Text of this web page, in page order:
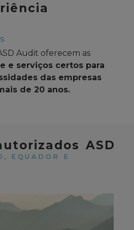
Audit oferecem as
e serviços certos para
das empresas
de 20 anos.
ASD
EQUADOR E